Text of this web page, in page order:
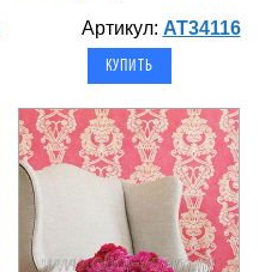
Артикул: AT34116